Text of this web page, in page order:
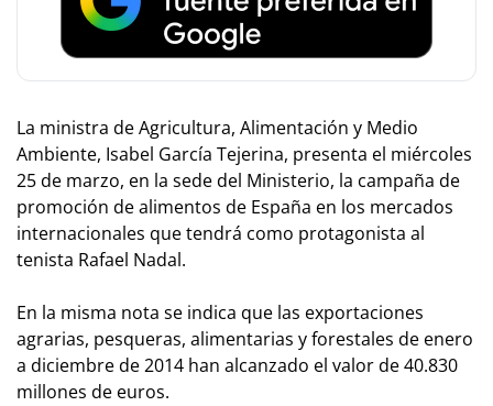
La ministra de Agricultura, Alimentación y Medio
Ambiente, Isabel García Tejerina, presenta el miércoles
25 de marzo, en la sede del Ministerio, la campaña de
promoción de alimentos de España en los mercados
internacionales que tendrá como protagonista al
tenista Rafael Nadal.
En la misma nota se indica que las exportaciones
agrarias, pesqueras, alimentarias y forestales de enero
a diciembre de 2014 han alcanzado el valor de 40.830
millones de euros.